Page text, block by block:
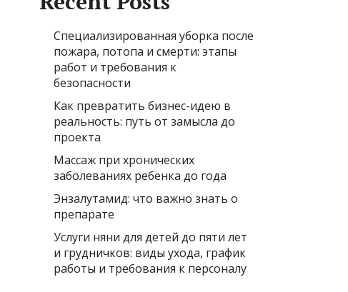
Специализированная уборка после
пожара, потопа и смерти: этапы
работ и требования к
безопасности
Как превратить бизнес-идею в
реальность: путь от замысла до
проекта
Массаж при хронических
заболеваниях ребенка до года
Энзалутамид: что важно знать о
препарате
Услуги няни для детей до пяти лет
и грудничков: виды ухода, график
работы и требования к персоналу